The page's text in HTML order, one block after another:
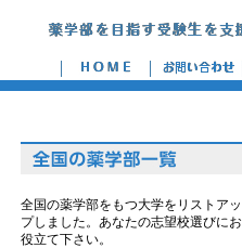
全国の薬学部をもつ大学をリストアッ
プしました。あなたの志望校選びにお
役立て下さい。